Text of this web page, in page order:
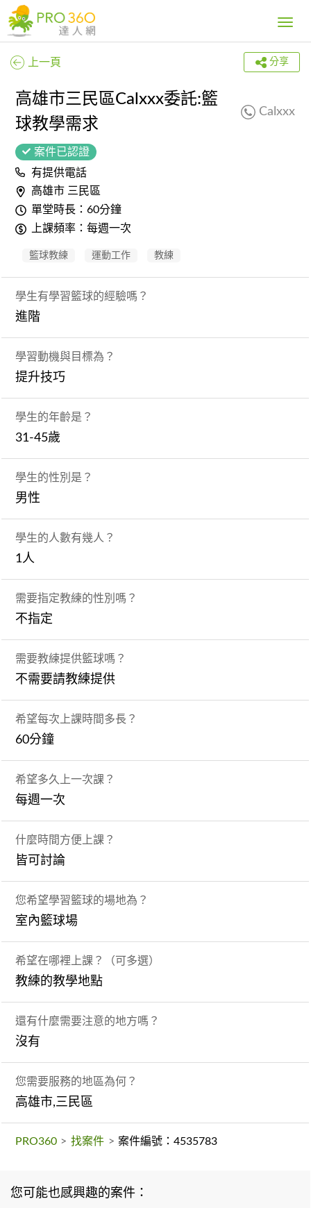
Toggle
上一頁 分享
高雄市三民區Calxxx委託:籃
球教學需求
Calxxx
案件已認證
有提供電話
高雄市 三民區
單堂時長：60分鐘
上課頻率：每週一次
籃球教練 運動工作 教練
學生有學習籃球的經驗嗎？
進階
學習動機與目標為？
提升技巧
學生的年齡是？
31-45歲
學生的性別是？
男性
學生的人數有幾人？
1人
需要指定教練的性別嗎？
不指定
需要教練提供籃球嗎？
不需要請教練提供
希望每次上課時間多長？
60分鐘
希望多久上一次課？
每週一次
什麼時間方便上課？
皆可討論
您希望學習籃球的場地為？
室內籃球場
希望在哪裡上課？（可多選）
教練的教學地點
還有什麼需要注意的地方嗎？
沒有
您需要服務的地區為何？
高雄市,三民區
PRO360 > 找案件 > 案件編號：4535783
您可能也感興趣的案件：